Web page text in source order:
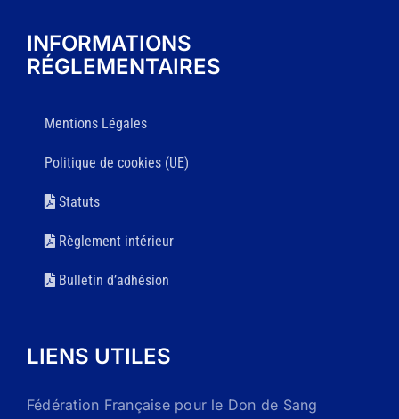
INFORMATIONS
RÉGLEMENTAIRES
Mentions Légales
Politique de cookies (UE)
Statuts
Règlement intérieur
Bulletin d’adhésion
LIENS UTILES
Fédération Française pour le Don de Sang